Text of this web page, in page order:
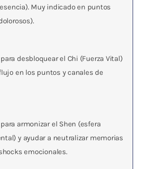
Muy indicado en puntos
desbloquear el Chi (Fuerza Vital)
en los puntos y canales de
armonizar el Shen (esfera
y ayudar a neutralizar memorias
emocionales.